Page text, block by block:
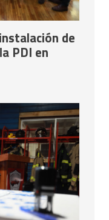
de
PDI en